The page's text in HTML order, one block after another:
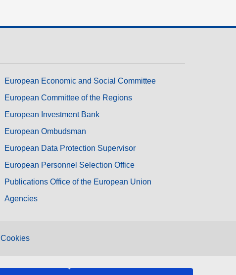
European Economic and Social Committee
European Committee of the Regions
European Investment Bank
European Ombudsman
European Data Protection Supervisor
European Personnel Selection Office
Publications Office of the European Union
Agencies
Cookies